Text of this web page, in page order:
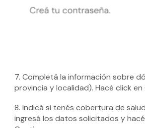
7. Completá la información sobre
provincia y localidad). Hacé click en
8. Indicá si tenés cobertura de
ingresá los datos solicitados y